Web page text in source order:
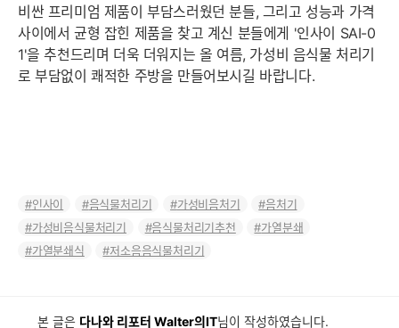
비싼 프리미엄 제품이 부담스러웠던 분들, 그리고 성능과 가격
사이에서 균형 잡힌 제품을 찾고 계신 분들에게 '인사이 SAI-0
1'을 추천드리며 더욱 더워지는 올 여름, 가성비 음식물 처리기
로 부담없이 쾌적한 주방을 만들어보시길 바랍니다.
인사이 음식물처리기 가성비음처기
음처기
가성비음식물처리기
음식물처리기추천
가열분쇄
가열분쇄식
저소음음식물처리기
본 글은 다나와 리포터 Walter의IT님이 작성하였습니다.